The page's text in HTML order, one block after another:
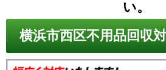
い。
横浜市西区不用品回収